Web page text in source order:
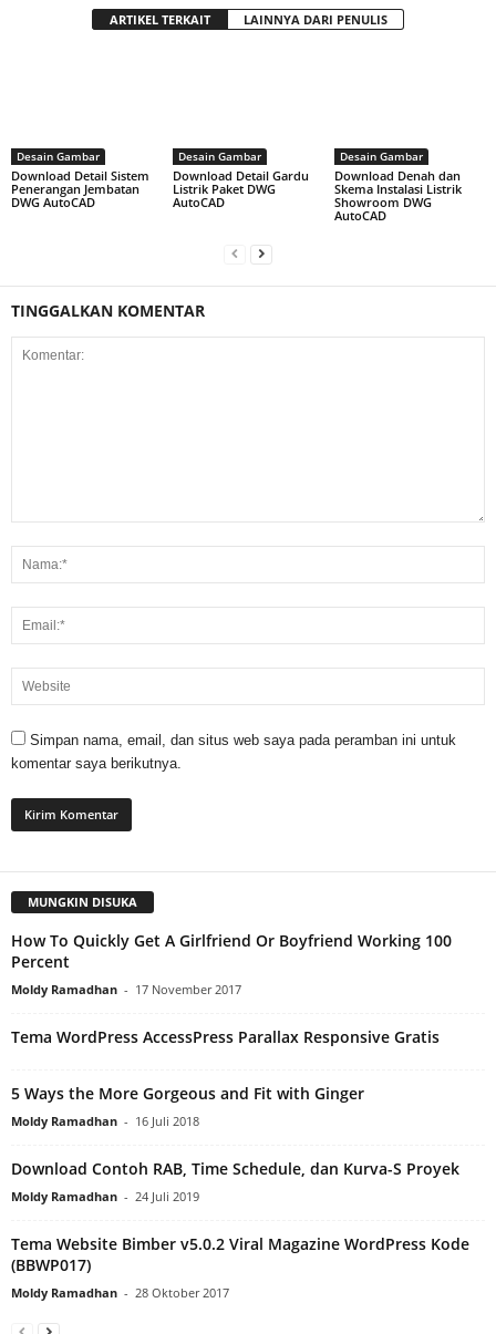
ARTIKEL TERKAIT LAINNYA DARI PENULIS
Desain Gambar
Download Detail Sistem
Penerangan Jembatan
DWG AutoCAD
Desain Gambar
Download Detail Gardu
Listrik Paket DWG
AutoCAD
Desain Gambar
Download Denah dan
Skema Instalasi Listrik
Showroom DWG
AutoCAD
TINGGALKAN KOMENTAR
Simpan nama, email, dan situs web saya pada peramban ini untuk
komentar saya berikutnya.
MUNGKIN DISUKA
How To Quickly Get A Girlfriend Or Boyfriend Working 100
Percent
Moldy Ramadhan - 17 November 2017
Tema WordPress AccessPress Parallax Responsive Gratis
5 Ways the More Gorgeous and Fit with Ginger
Moldy Ramadhan - 16 Juli 2018
Download Contoh RAB, Time Schedule, dan Kurva-S Proyek
Moldy Ramadhan - 24 Juli 2019
Tema Website Bimber v5.0.2 Viral Magazine WordPress Kode
(BBWP017)
Moldy Ramadhan - 28 Oktober 2017